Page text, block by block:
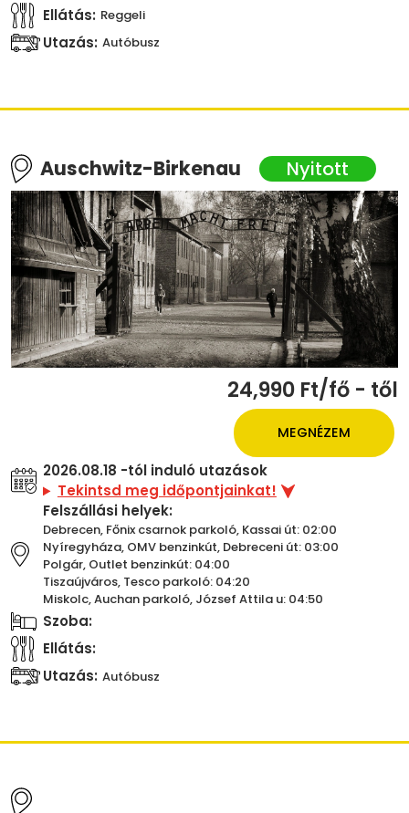
Ellátás: Reggeli
Utazás: Autóbusz
Auschwitz-Birkenau
24,990 Ft/fő - től
MEGNÉZEM
2026.08.18 -tól induló utazások
Tekintsd meg időpontjainkat!
Felszállási helyek:
Debrecen, Főnix csarnok parkoló, Kassai út: 02:00
Nyíregyháza, OMV benzinkút, Debreceni út: 03:00
Polgár, Outlet benzinkút: 04:00
Tiszaújváros, Tesco parkoló: 04:20
Miskolc, Auchan parkoló, József Attila u: 04:50
Szoba:
Ellátás:
Utazás: Autóbusz